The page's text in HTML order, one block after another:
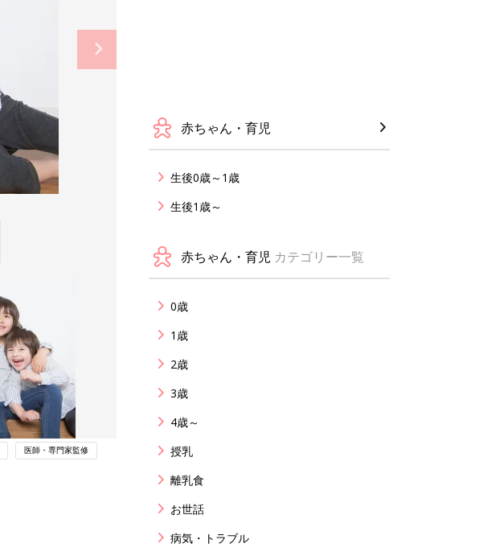
医師・専門家監修
赤ちゃん・育児
生後0歳～1歳
生後1歳～
赤ちゃん・育児 カテゴリー一覧
0歳
1歳
2歳
3歳
4歳～
授乳
離乳食
お世話
病気・トラブル